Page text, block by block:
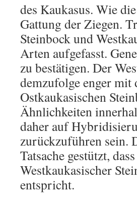
des Kaukasus. Wie
Gattung der Ziegen.
Steinbock und
Arten aufgefasst.
zu bestätigen. Der
demzufolge enger mit
Ostkaukasischen
Ähnlichkeiten
daher auf
zurückzuführen sein.
Tatsache gestützt,
Westkaukasischer
entspricht.